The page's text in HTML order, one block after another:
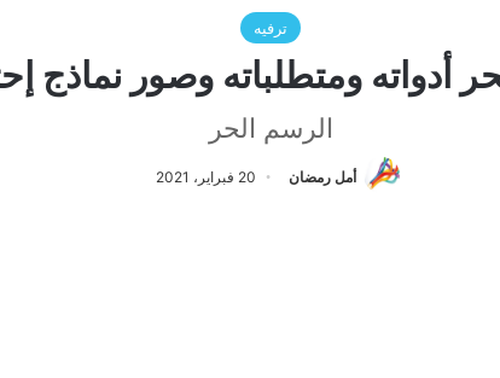
ترفيه
أدواته ومتطلباته وصور نماذج
الرسم الحر
أمل رمضان 20 فبراير، 2021